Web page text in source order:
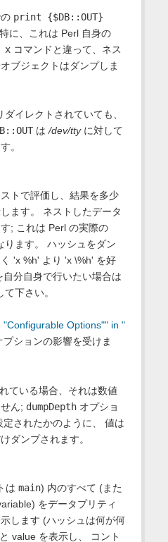
print {$DB::OUT}
に、これは Perl 自身の
xコマンドと違って、ネス
ブジェクトはダンプしま
イレクトされていても、
は/dev/ttyに対して
。
トで評価し、結果を多少
ます。 ネストしたデータ
; これは Perl の実際の
ります。 ハッシュをダン
'x %h' より 'x \%h' を好
分自身で行いたい場合は
下さい。
"Configurable Options"" in "
ションの影響を受けま
ている場合、それは数値
ん; dumpDepthオプショ
されたかのように、 値は
ダンプされます。
は main) 内のすべて (また
をデータプリティ
します (ハッシュは何が何
value を表示し、 コント